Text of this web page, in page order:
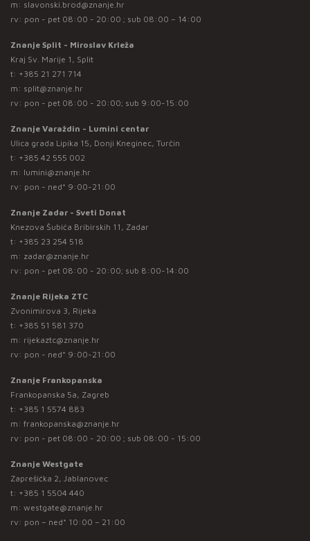
m: slavonski.brod@znanje.hr
rv: pon - pet 08:00 - 20:00 ; sub 08:00 – 14:00
Znanje Split - Miroslav Krleža
Kraj Sv. Marije 1, Split
t: +385 21 271 714
m: split@znanje.hr
rv: pon - pet 08:00 - 20:00; sub 9:00-15:00
Znanje Varaždin - Lumini centar
Ulica grada Lipika 15, Donji Kneginec, Turčin
t: +385 42 555 002
m: lumini@znanje.hr
rv: pon - ned* 9:00-21:00
Znanje Zadar - Sveti Donat
Knezova Šubića Bribirskih 11, Zadar
t: +385 23 254 518
m: zadar@znanje.hr
rv: pon - pet 08:00 - 20:00; sub 8:00-14:00
Znanje Rijeka ZTC
Zvonimirova 3, Rijeka
t: +385 51 581 370
m: rijekaztc@znanje.hr
rv: pon - ned* 9:00-21:00
Znanje Frankopanska
Frankopanska 5a, Zagreb
t: +385 1 5574 883
m: frankopanska@znanje.hr
rv: pon - pet 08:00 - 20:00 ; sub 08:00 - 15:00
Znanje Westgate
Zaprešićka 2, Jablanovec
t: +385 1 5504 440
m: westgate@znanje.hr
rv: pon – ned* 10:00 – 21:00